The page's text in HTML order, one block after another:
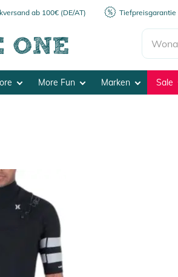
ab 100€ (DE/AT) Tiefpreisgarantie
More Fun Marken Sale